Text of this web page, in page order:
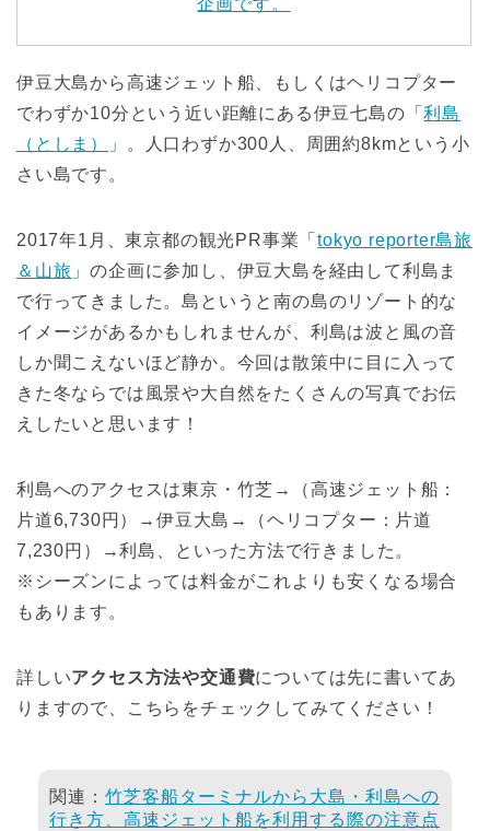
伊豆大島から高速ジェット船、もしくはヘリコプター
でわずか10分という近い距離にある伊豆七島の「利島
（としま）
」。人口わずか300人、周囲約8kmという小
さい島です。
2017年1月、東京都の観光PR事業「tokyo reporter島旅
＆山旅 」の企画に参加し、伊豆大島を経由して利島ま
で行ってきました。島というと南の島のリゾート的な
イメージがあるかもしれませんが、利島は波と風の音
しか聞こえないほど静か。今回は散策中に目に入って
きた冬ならでは風景や大自然をたくさんの写真でお伝
えしたいと思います！
利島へのアクセスは東京・竹芝→（高速ジェット船：
片道6,730円）→伊豆大島→（ヘリコプター：片道
7,230円）→利島、といった方法で行きました。
※シーズンによっては料金がこれよりも安くなる場合
もあります。
詳しいアクセス方法や交通費については先に書いてあ
りますので、こちらをチェックしてみてください！
関連： 竹芝客船ターミナルから大島・利島への
行き方、高速ジェット船を利用する際の注意点